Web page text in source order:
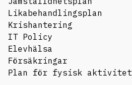
Likabehandlingsplan
Krishantering
IT Policy
Elevhälsa
Försäkringar
Plan för fysisk aktivitet